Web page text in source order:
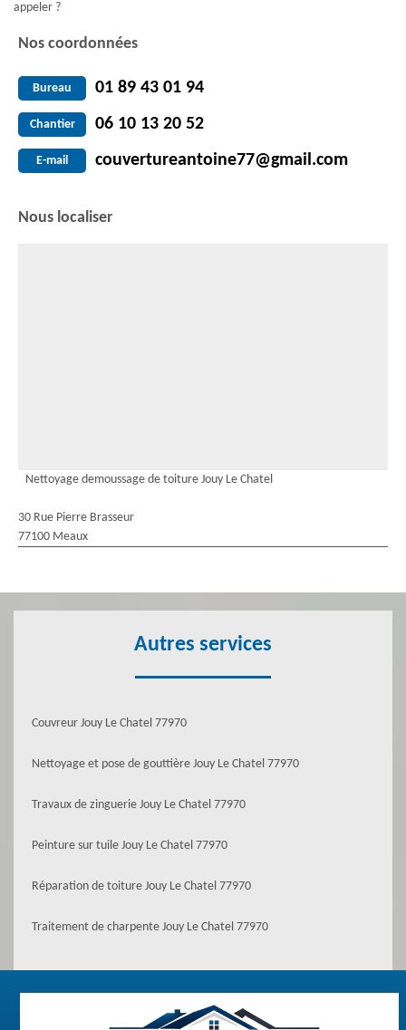
appeler ?
Nos coordonnées
Bureau 01 89 43 01 94
Chantier 06 10 13 20 52
E-mail couvertureantoine77@gmail.com
Nous localiser
Nettoyage demoussage de toiture Jouy Le Chatel
30 Rue Pierre Brasseur
77100 Meaux
Autres services
Couvreur Jouy Le Chatel 77970
Nettoyage et pose de gouttière Jouy Le Chatel 77970
Travaux de zinguerie Jouy Le Chatel 77970
Peinture sur tuile Jouy Le Chatel 77970
Réparation de toiture Jouy Le Chatel 77970
Traitement de charpente Jouy Le Chatel 77970